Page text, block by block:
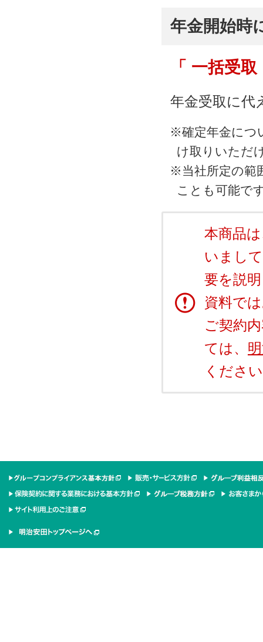
年金開始時
「 一括受取
年金受取に代
※確定年金につ
け取りいただ
※ 当社所定の範
ことも可能で
本商品
いまし
要を説
資料で
ご契約
ては、
くださ